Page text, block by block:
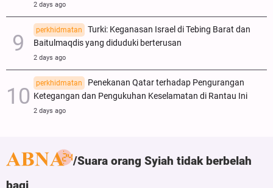
2 days ago
perkhidmatan
Turki: Keganasan Israel di Tebing Barat dan
Baitulmaqdis yang diduduki berterusan
2 days ago
perkhidmatan
Penekanan Qatar terhadap Pengurangan
Ketegangan dan Pengukuhan Keselamatan di Rantau Ini
2 days ago
Suara orang Syiah tidak berbelah